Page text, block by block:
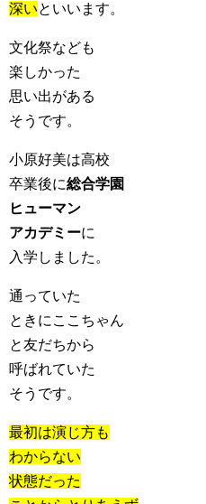
深いといいます。
文化祭なども
楽しかった
思い出がある
そうです。
小原好美は高校
卒業後に総合学園
ヒューマン
アカデミーに
入学しました。
通っていた
ときにここちゃん
と友だちから
呼ばれていた
そうです。
最初は演じ方も
わからない
状態だった